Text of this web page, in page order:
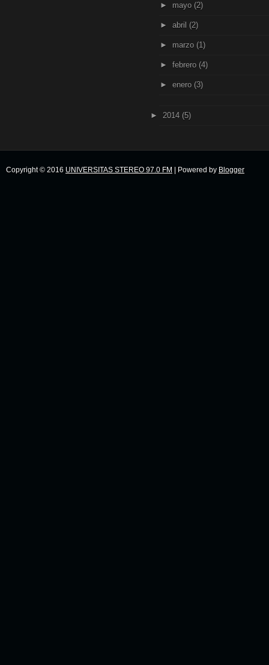
► mayo (2)
► abril (2)
► marzo (1)
► febrero (4)
► enero (3)
► 2014 (5)
Copyright © 2016 UNIVERSITAS STEREO 97.0 FM | Powered by Blogger